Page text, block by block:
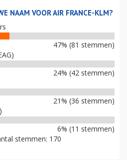
NAAM VOOR AIR FRANCE-KLM?
47% (81 stemmen)
24% (42 stemmen)
21% (36 stemmen)
6% (11 stemmen)
stemmen: 170